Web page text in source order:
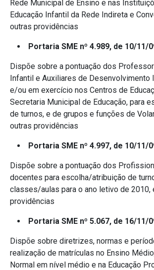
Rede Municipal de Ensino e nas
Educação Infantil da Rede Indireta e
outras providências
Portaria SME nº 4.989, de 10/11/
Dispõe sobre a pontuação dos
Infantil e Auxiliares de Desenvolvimento
e/ou em exercício nos Centros de
Secretaria Municipal de Educação, para
de turnos, e de grupos e funções de
outras providências
Portaria SME nº 4.997, de 10/11/
Dispõe sobre a pontuação dos
docentes para escolha/atribuição de
classes/aulas para o ano letivo de 2010,
providências
Portaria SME nº 5.067, de 16/11/
Dispõe sobre diretrizes, normas e
realização de matrículas no Ensino
Normal em nível médio e na Educação